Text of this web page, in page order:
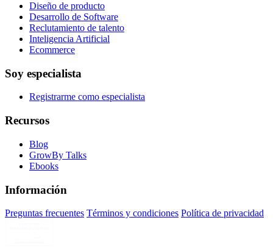
Diseño de producto
Desarrollo de Software
Reclutamiento de talento
Inteligencia Artificial
Ecommerce
Soy especialista
Registrarme como especialista
Recursos
Blog
GrowBy Talks
Ebooks
Información
Preguntas frecuentes Términos y condiciones Política de privacidad